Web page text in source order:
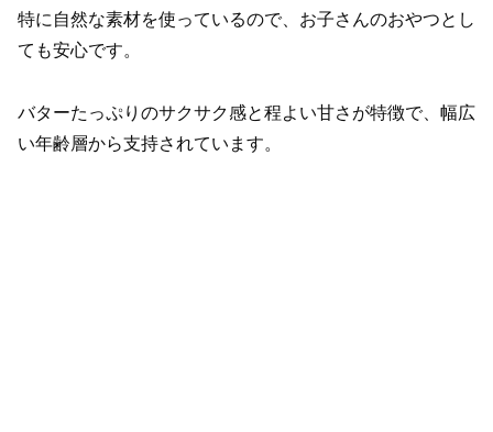
特に自然な素材を使っているので、お子さんのおやつとし
ても安心です。
バターたっぷりのサクサク感と程よい甘さが特徴で、幅広
い年齢層から支持されています。